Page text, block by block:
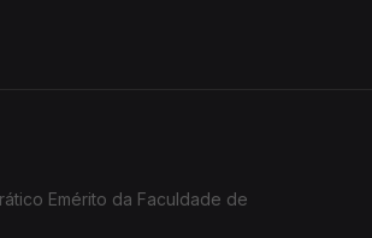
Emérito da Faculdade de